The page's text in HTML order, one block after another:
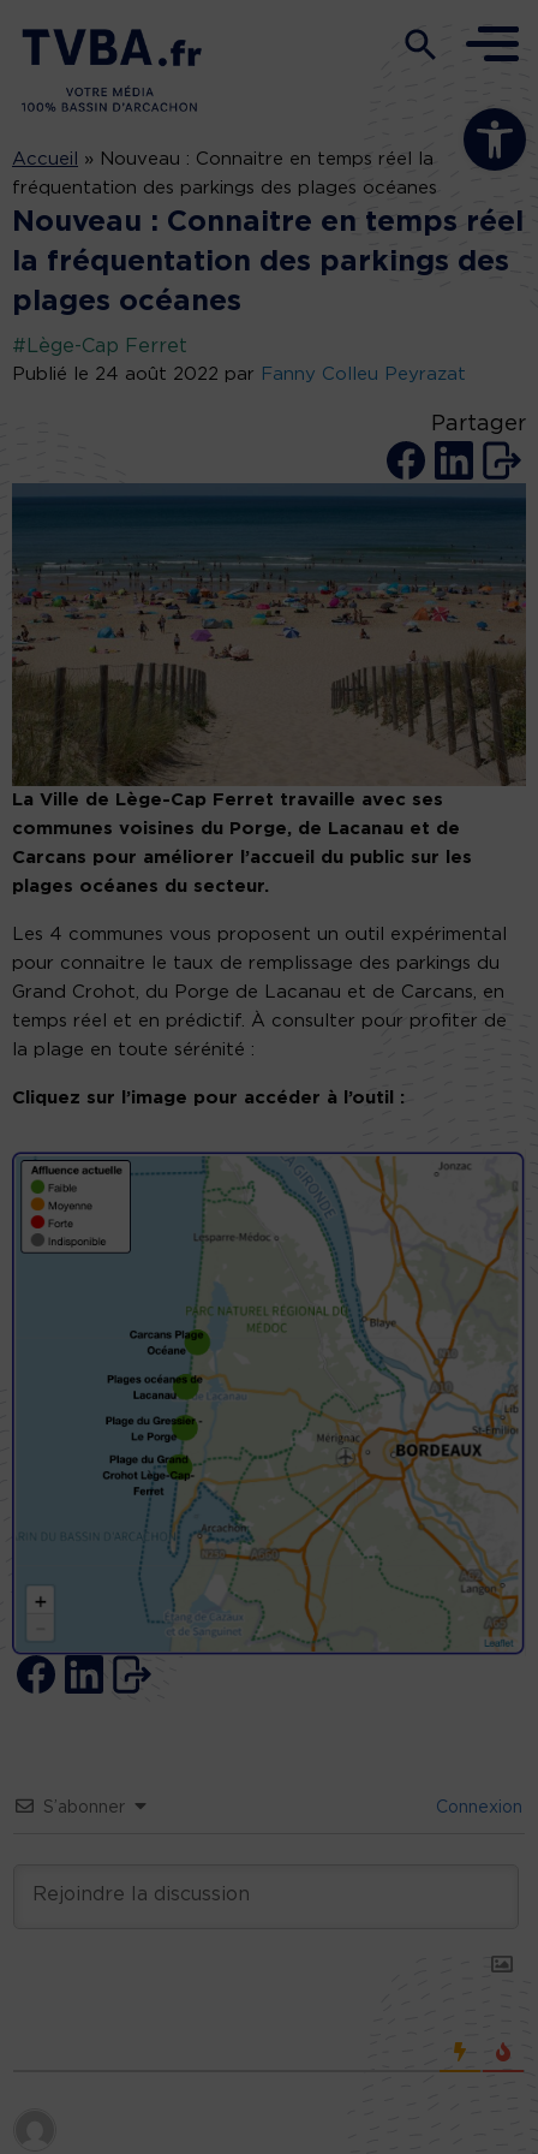
Ouvrir la
Accueil » Nouveau : Connaitre en temps réel la
fréquentation des parkings des plages océanes
Nouveau : Connaitre en temps réel
la fréquentation des parkings des
plages océanes
#Lège-Cap Ferret
Publié le 24 août 2022 par Fanny Colleu Peyrazat
Partager
La Ville de Lège-Cap Ferret travaille avec ses
communes voisines du Porge, de Lacanau et de
Carcans pour améliorer l’accueil du public sur les
plages océanes du secteur.
Les 4 communes vous proposent un outil expérimental
pour connaitre le taux de remplissage des parkings du
Grand Crohot, du Porge de Lacanau et de Carcans, en
temps réel et en prédictif. À consulter pour profiter de
la plage en toute sérénité :
Cliquez sur l’image pour accéder à l’outil :
S’abonner Connexion